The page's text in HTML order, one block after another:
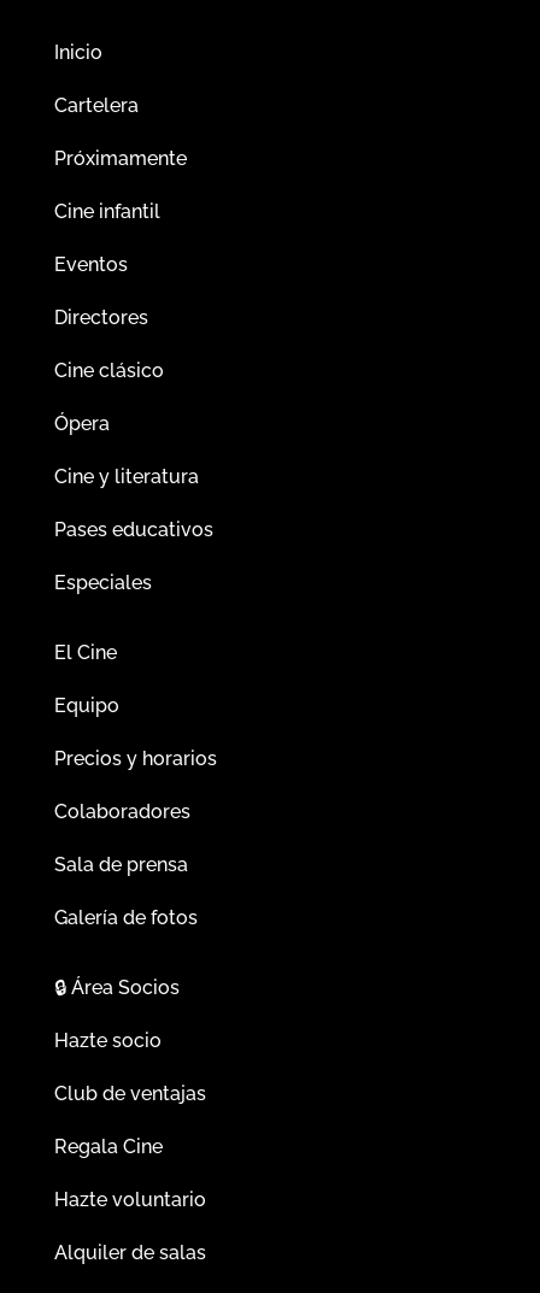
Inicio
Cartelera
Próximamente
Cine infantil
Eventos
Directores
Cine clásico
Ópera
Cine y literatura
Pases educativos
Especiales
El Cine
Equipo
Precios y horarios
Colaboradores
Sala de prensa
Galería de fotos
🔒Área Socios
Hazte socio
Club de ventajas
Regala Cine
Hazte voluntario
Alquiler de salas